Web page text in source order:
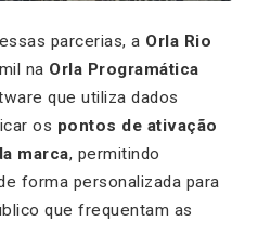
parcerias, a Orla Rio
na Orla Programática
que utiliza dados
os pontos de ativação
marca, permitindo
forma personalizada para
que frequentam as